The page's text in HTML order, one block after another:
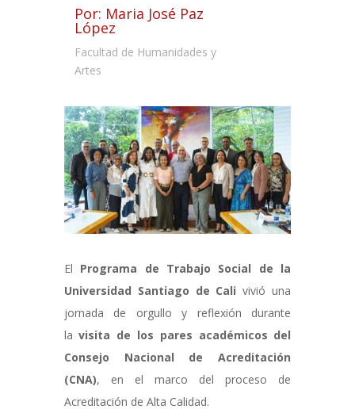
Por: Maria José Paz
López
Facultad de Humanidades y
Artes
El Programa de Trabajo Social de la
Universidad Santiago de Calivivió una
jornada de orgullo y reflexión durante
lavisita de los pares académicos del
Consejo Nacional de Acreditación
(CNA), en el marco del proceso de
Acreditación de Alta Calidad.